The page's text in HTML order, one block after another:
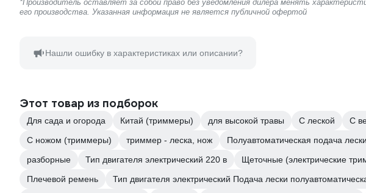
*Производитель оставляет за собой право без уведомления дилера менять
его производства. Указанная информация не является публичной офертой
Нашли ошибку в характеристиках или описании?
Этот товар из подборок
Для сада и огорода Китай (триммеры) для высокой травы С леской С
С ножом (триммеры)
триммер - леска, нож Полуавтоматическая подача лески
разборные
Тип двигателя электрический 220 в Щеточные (электрические
Плечевой ремень
Тип двигателя электрический Подача лески